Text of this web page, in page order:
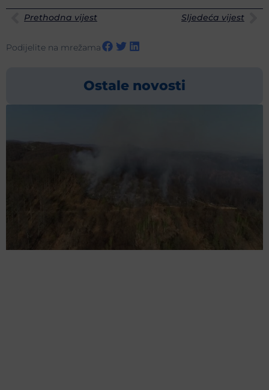
Prethodna vijest Sljedeća vijest
Podijelite na mrežama
Ostale novosti